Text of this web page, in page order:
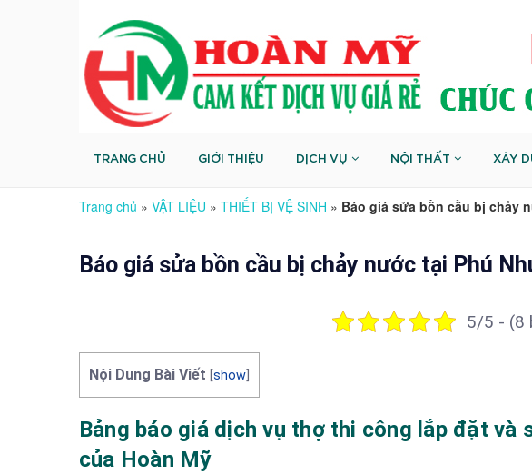
TRANG CHỦ GIỚI THIỆU DỊCH VỤ NỘI THẤT XÂY
Trang chủ » VẬT LIỆU » THIẾT BỊ VỆ SINH » Báo giá sửa bồn cầu bị chảy
Báo giá sửa bồn cầu bị chảy nước tại Phú
5/5 - (8
Nội Dung Bài Viết show
Bảng báo giá dịch vụ thợ thi công lắp đặt và
của Hoàn Mỹ